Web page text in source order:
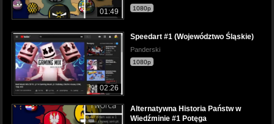
01:49 1080p
02:26
Speedart #1 (Województwo Śląskie)
Panderski
1080p
Alternatywna Historia Państw w
Wiedźminie #1 Potęga